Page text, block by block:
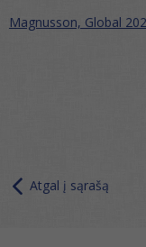
Magnusson, Global
Atgal į sąrašą